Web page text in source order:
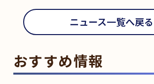
ニュース一覧へ戻る
おすすめ情報